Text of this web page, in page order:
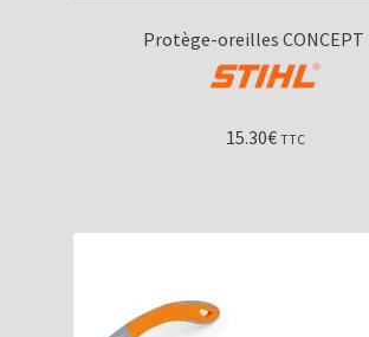
Protège-oreilles CONCEPT
15.30€ TTC